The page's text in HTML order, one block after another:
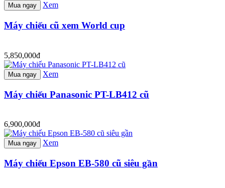
Mua ngay Xem
Máy chiếu cũ xem World cup
5,850,000đ
Mua ngay Xem
Máy chiếu Panasonic PT-LB412 cũ
6,900,000đ
Mua ngay Xem
Máy chiếu Epson EB-580 cũ siêu gần